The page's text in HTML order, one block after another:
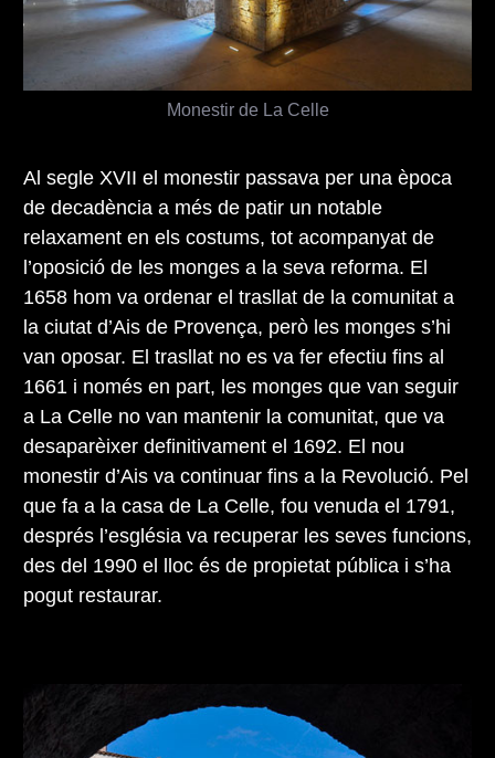
Al segle XVII el monestir passava per una època
de decadència a més de patir un notable
relaxament en els costums, tot acompanyat de
l’oposició de les monges a la seva reforma. El
1658 hom va ordenar el trasllat de la comunitat a
la ciutat d’Ais de Provença, però les monges s’hi
van oposar. El trasllat no es va fer efectiu fins al
1661 i només en part, les monges que van seguir
a La Celle no van mantenir la comunitat, que va
desaparèixer definitivament el 1692. El nou
monestir d’Ais va continuar fins a la Revolució. Pel
que fa a la casa de La Celle, fou venuda el 1791,
després l’església va recuperar les seves funcions,
des del 1990 el lloc és de propietat pública i s’ha
pogut restaurar.
Monestir de La Celle